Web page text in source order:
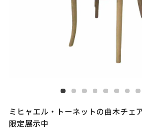
ミヒャエル・トーネットの曲木チェ
限定展示中